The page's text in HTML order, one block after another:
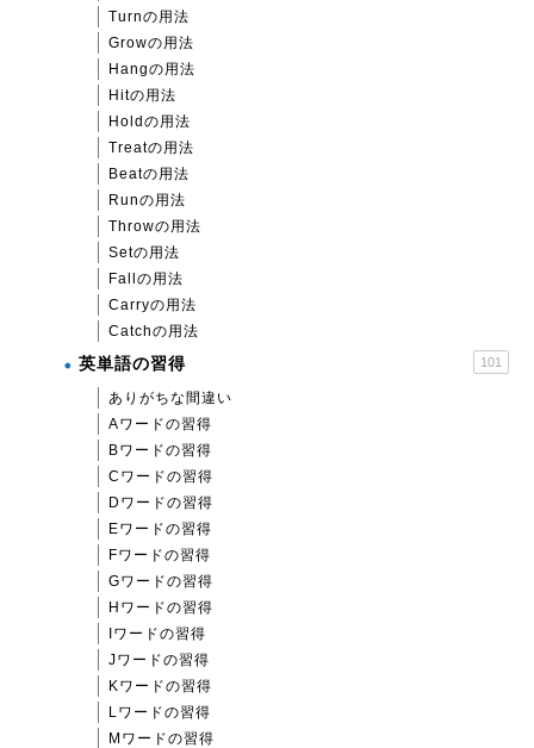
Turnの用法
Growの用法
Hangの用法
Hitの用法
Holdの用法
Treatの用法
Beatの用法
Runの用法
Throwの用法
Setの用法
Fallの用法
Carryの用法
Catchの用法
英単語の習得 101
ありがちな間違い
Aワードの習得
Bワードの習得
Cワードの習得
Dワードの習得
Eワードの習得
Fワードの習得
Gワードの習得
Hワードの習得
Iワードの習得
Jワードの習得
Kワードの習得
Lワードの習得
Mワードの習得